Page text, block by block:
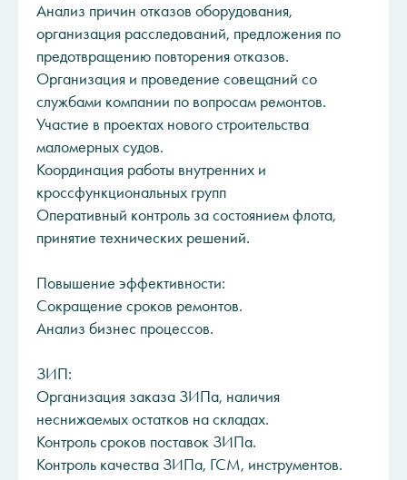
Анализ причин отказов оборудования,
организация расследований, предложения по
предотвращению повторения отказов.
Организация и проведение совещаний со
службами компании по вопросам ремонтов.
Участие в проектах нового строительства
маломерных судов.
Координация работы внутренних и
кроссфункциональных групп
Оперативный контроль за состоянием флота,
принятие технических решений.
Повышение эффективности:
Сокращение сроков ремонтов.
Анализ бизнес процессов.
ЗИП:
Организация заказа ЗИПа, наличия
неснижаемых остатков на складах.
Контроль сроков поставок ЗИПа.
Контроль качества ЗИПа, ГСМ, инструментов.